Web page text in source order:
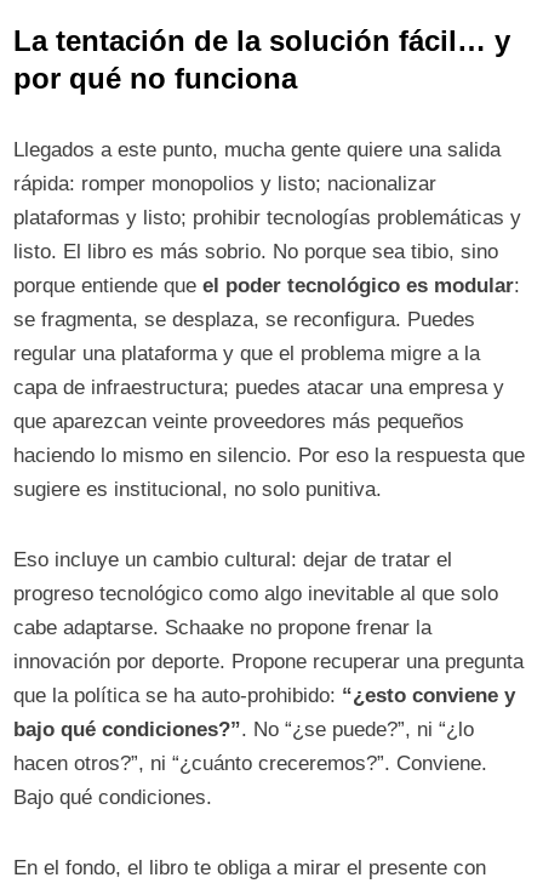
La tentación de la solución fácil… y
por qué no funciona
Llegados a este punto, mucha gente quiere una salida
rápida: romper monopolios y listo; nacionalizar
plataformas y listo; prohibir tecnologías problemáticas y
listo. El libro es más sobrio. No porque sea tibio, sino
porque entiende queel poder tecnológico es modular:
se fragmenta, se desplaza, se reconfigura. Puedes
regular una plataforma y que el problema migre a la
capa de infraestructura; puedes atacar una empresa y
que aparezcan veinte proveedores más pequeños
haciendo lo mismo en silencio. Por eso la respuesta que
sugiere es institucional, no solo punitiva.
Eso incluye un cambio cultural: dejar de tratar el
progreso tecnológico como algo inevitable al que solo
cabe adaptarse. Schaake no propone frenar la
innovación por deporte. Propone recuperar una pregunta
que la política se ha auto-prohibido: “¿esto conviene y
bajo qué condiciones?”. No “¿se puede?”, ni “¿lo
hacen otros?”, ni “¿cuánto creceremos?”. Conviene.
Bajo qué condiciones.
En el fondo, el libro te obliga a mirar el presente con